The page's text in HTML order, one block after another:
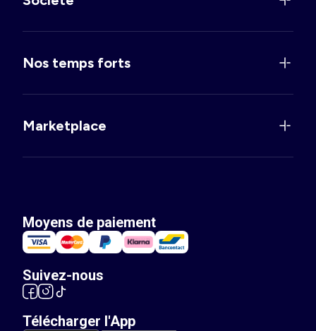
Nos temps forts
Marketplace
Moyens de paiement
Suivez-nous
Télécharger l'App